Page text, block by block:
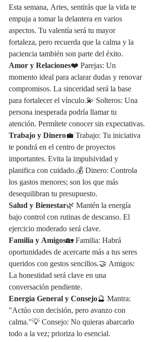
Esta semana, Aries, sentirás que la vida te
empuja a tomar la delantera en varios
aspectos. Tu valentía será tu mayor
fortaleza, pero recuerda que la calma y la
paciencia también son parte del éxito.
Amor y Relaciones❤️ Parejas: Un
momento ideal para aclarar dudas y renovar
compromisos. La sinceridad será la base
para fortalecer el vínculo.💫 Solteros: Una
persona inesperada podría llamar tu
atención. Permítete conocer sin expectativas.
Trabajo y Dinero💼 Trabajo: Tu iniciativa
te pondrá en el centro de proyectos
importantes. Evita la impulsividad y
planifica con cuidado.💰 Dinero: Controla
los gastos menores; son los que más
desequilibran tu presupuesto.
Salud y Bienestar🌿 Mantén la energía
bajo control con rutinas de descanso. El
ejercicio moderado será clave.
Familia y Amigos🏡 Familia: Habrá
oportunidades de acercarte más a tus seres
queridos con gestos sencillos.🤝 Amigos:
La honestidad será clave en una
conversación pendiente.
Energía General y Consejo🔮 Mantra:
"Actúo con decisión, pero avanzo con
calma."💡 Consejo: No quieras abarcarlo
todo a la vez; prioriza lo esencial.